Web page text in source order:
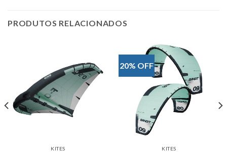
PRODUTOS RELACIONADOS
KITES
20% OFF
KITES